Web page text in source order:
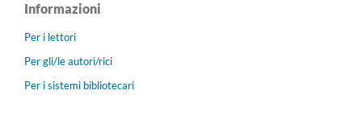
Informazioni
Per i lettori
Per gli/le autori/rici
Per i sistemi bibliotecari